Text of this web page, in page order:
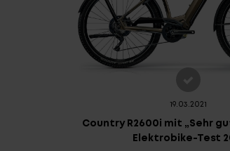
19.03.2021
Country R2600i mit „Sehr
Elektrobike-Test